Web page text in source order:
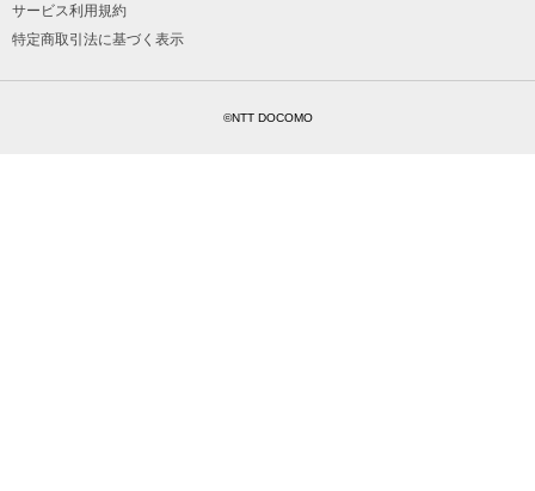
サービス利用規約
特定商取引法に基づく表示
©NTT DOCOMO